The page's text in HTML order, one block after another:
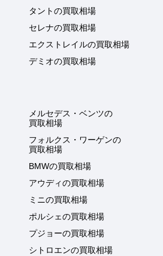
タントの買取相場
セレナの買取相場
エクストレイルの買取相場
デミオの買取相場
メルセデス・ベンツの
買取相場
フォルクス・ワーゲンの
買取相場
BMWの買取相場
アウディの買取相場
ミニの買取相場
ポルシェの買取相場
プジョーの買取相場
シトロエンの買取相場